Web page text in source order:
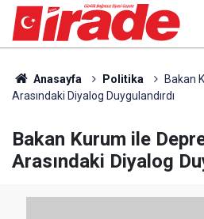
Anasayfa Politika
Bakan
Arasındaki Diyalog Duygulandırdı
Bakan Kurum ile
Arasındaki Diyalog